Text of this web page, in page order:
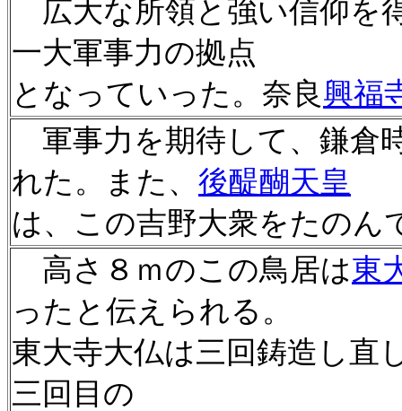
広大な所領と強い信仰を
一大軍事力の拠点
となっていった。奈良興福
軍事力を期待して、鎌倉
れた。また、 後醍醐天皇
は、この吉野大衆をたのん
高さ８ｍのこの鳥居は東
ったと伝えられる。
東大寺大仏は三回鋳造し直
三回目の